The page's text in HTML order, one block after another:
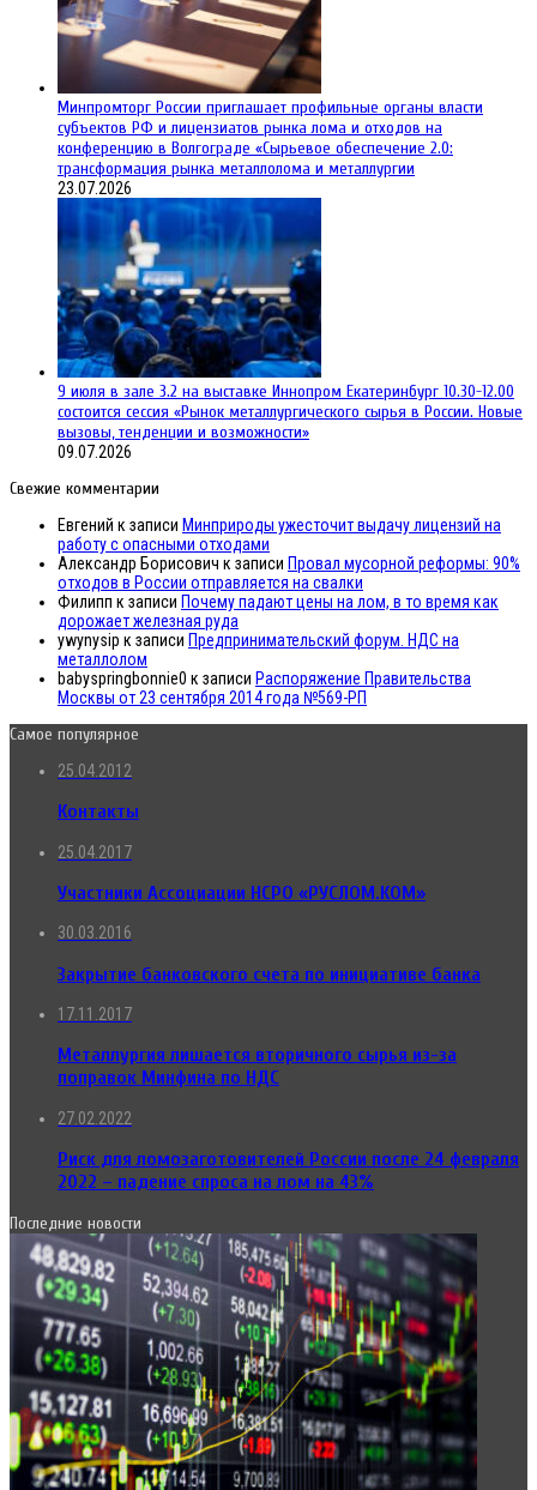
Минпромторг России приглашает профильные органы власти
субъектов РФ и лицензиатов рынка лома и отходов на
конференцию в Волгограде «Сырьевое обеспечение 2.0:
трансформация рынка металлолома и металлургии
23.07.2026
9 июля в зале 3.2 на выставке Иннопром Екатеринбург 10.30-12.00
состоится сессия «Рынок металлургического сырья в России. Новые
вызовы, тенденции и возможности»
09.07.2026
Свежие комментарии
Евгений к записи Минприроды ужесточит выдачу лицензий на
работу с опасными отходами
Александр Борисович к записи Провал мусорной реформы: 90%
отходов в России отправляется на свалки
Филипп к записи Почему падают цены на лом, в то время как
дорожает железная руда
ywynysip к записи Предпринимательский форум. НДС на
металлолом
babyspringbonnie0 к записи Распоряжение Правительства
Москвы от 23 сентября 2014 года №569-РП
Самое популярное
25.04.2012
Контакты
25.04.2017
Участники Ассоциации НСРО «РУСЛОМ.КОМ»
30.03.2016
Закрытие банковского счета по инициативе банка
17.11.2017
Металлургия лишается вторичного сырья из-за
поправок Минфина по НДС
27.02.2022
Риск для ломозаготовителей России после 24 февраля
2022 – падение спроса на лом на 43%
Последние новости